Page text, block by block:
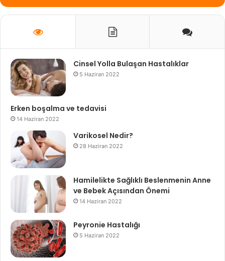
Cinsel Yolla Bulaşan Hastalıklar
5 Haziran 2022
Erken boşalma ve tedavisi
14 Haziran 2022
Varikosel Nedir?
28 Haziran 2022
Hamilelikte Sağlıklı Beslenmenin Anne
ve Bebek Açısından Önemi
14 Haziran 2022
Peyronie Hastalığı
5 Haziran 2022